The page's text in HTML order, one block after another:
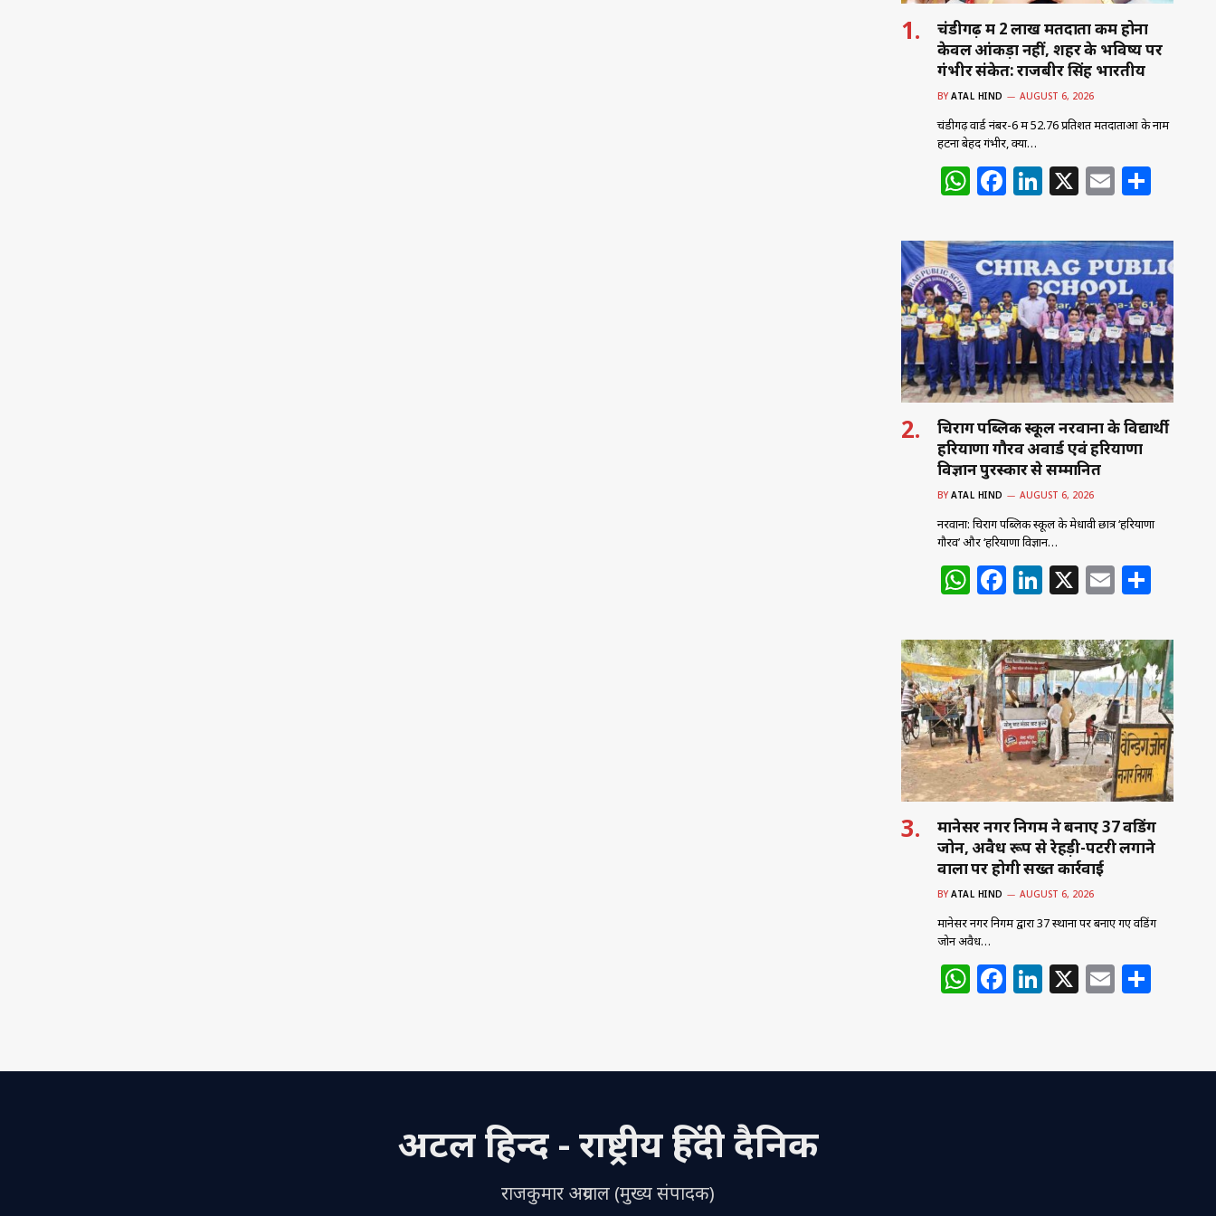
चंडीगढ़ में 2 लाख मतदाता कम होना
केवल आंकड़ा नहीं, शहर के भविष्य पर
गंभीर संकेत: राजबीर सिंह भारतीय
BY ATAL HIND AUGUST 6, 2026
चंडीगढ़ वार्ड नंबर-6 में 52.76 प्रतिशत मतदाताओं के नाम
हटना बेहद गंभीर, क्या…
W
h
at
s
A
p
p
F
a
c
e
b
o
o
k
Li
n
k
e
dI
n
X E
m
ai
l
ar
e
चिराग पब्लिक स्कूल नरवाना के विद्यार्थी
हरियाणा गौरव अवार्ड एवं हरियाणा
विज्ञान पुरस्कार से सम्मानित
BY ATAL HIND AUGUST 6, 2026
नरवाना: चिराग पब्लिक स्कूल के मेधावी छात्र ‘हरियाणा
गौरव’ और ‘हरियाणा विज्ञान…
W
at
s
A
p
p
F
c
e
b
o
o
k
Li
k
e
dI
n
X E
ai
l
ar
e
मानेसर नगर निगम ने बनाए 37 वेंडिंग
जोन, अवैध रूप से रेहड़ी-पटरी लगाने
वालों पर होगी सख्त कार्रवाई
BY ATAL HIND AUGUST 6, 2026
मानेसर नगर निगम द्वारा 37 स्थानों पर बनाए गए वेंडिंग
जोन अवैध…
W
s
F
e
Li
e
X E
l e
अटल हिन्द - राष्ट्रीय हिंदी दैनिक
राजकुमार अग्रवाल (मुख्य संपादक)